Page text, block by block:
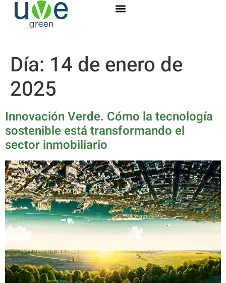
Día: 14 de enero de
2025
Innovación Verde. Cómo la tecnología
sostenible está transformando el
sector inmobiliario